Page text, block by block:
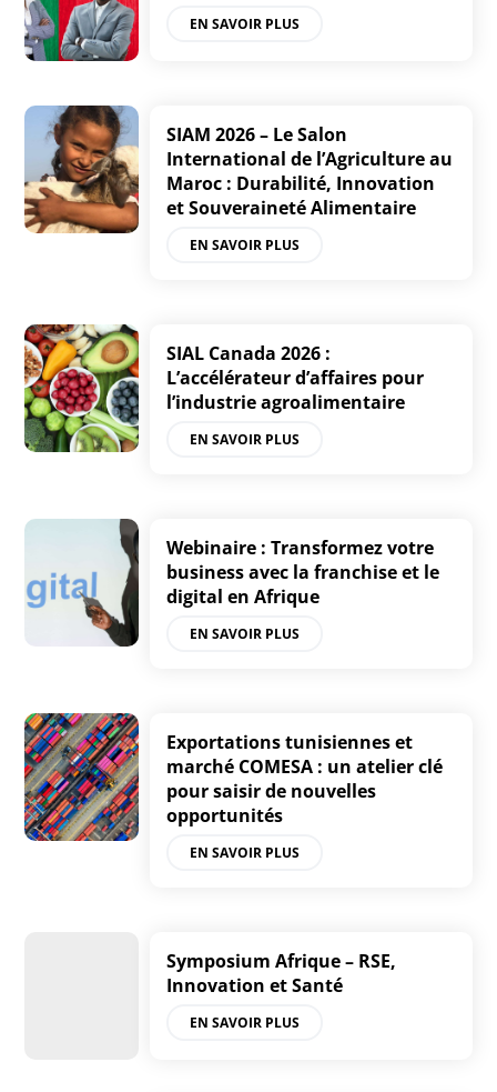
EN SAVOIR PLUS
SIAM 2026 – Le Salon
International de l’Agriculture au
Maroc : Durabilité, Innovation
et Souveraineté Alimentaire
EN SAVOIR PLUS
SIAL Canada 2026 :
L’accélérateur d’affaires pour
l’industrie agroalimentaire
EN SAVOIR PLUS
Webinaire : Transformez votre
business avec la franchise et le
digital en Afrique
EN SAVOIR PLUS
Exportations tunisiennes et
marché COMESA : un atelier clé
pour saisir de nouvelles
opportunités
EN SAVOIR PLUS
Symposium Afrique – RSE,
Innovation et Santé
EN SAVOIR PLUS